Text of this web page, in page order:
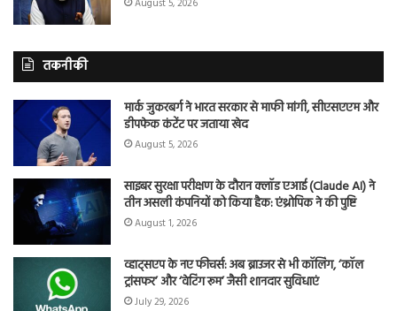
August 5, 2026
तकनीकी
मार्क जुकरबर्ग ने भारत सरकार से माफी मांगी, सीएसएएम और
डीपफेक कंटेंट पर जताया खेद
August 5, 2026
साइबर सुरक्षा परीक्षण के दौरान क्लॉड एआई (Claude AI) ने
तीन असली कंपनियों को किया हैक: एंथ्रोपिक ने की पुष्टि
August 1, 2026
व्हाट्सएप के नए फीचर्स: अब ब्राउजर से भी कॉलिंग, ‘कॉल
ट्रांसफर’ और ‘वेटिंग रूम’ जैसी शानदार सुविधाएं
July 29, 2026